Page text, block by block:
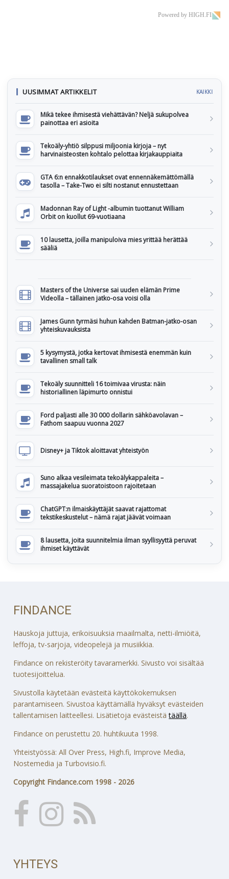
Powered by HIGH.FI
UUSIMMAT ARTIKKELIT KAIKKI
Mikä tekee ihmisestä viehättävän? Neljä sukupolvea
painottaa eri asioita
Tekoäly-yhtiö silppusi miljoonia kirjoja – nyt
harvinaisteosten kohtalo pelottaa kirjakauppiaita
GTA 6:n ennakkotilaukset ovat ennennäkemättömällä
tasolla – Take-Two ei silti nostanut ennustettaan
Madonnan Ray of Light -albumin tuottanut William
Orbit on kuollut 69-vuotiaana
10 lausetta, joilla manipuloiva mies yrittää herättää
sääliä
Masters of the Universe sai uuden elämän Prime
Videolla – tällainen jatko-osa voisi olla
James Gunn tyrmäsi huhun kahden Batman-jatko-osan
yhteiskuvauksista
5 kysymystä, jotka kertovat ihmisestä enemmän kuin
tavallinen small talk
Tekoäly suunnitteli 16 toimivaa virusta: näin
historiallinen läpimurto onnistui
Ford paljasti alle 30 000 dollarin sähköavolavan –
Fathom saapuu vuonna 2027
Disney+ ja Tiktok aloittavat yhteistyön
Suno alkaa vesileimata tekoälykappaleita –
massajakelua suoratoistoon rajoitetaan
ChatGPT:n ilmaiskäyttäjät saavat rajattomat
tekstikeskustelut – nämä rajat jäävät voimaan
8 lausetta, joita suunnitelmia ilman syyllisyyttä peruvat
ihmiset käyttävät
FINDANCE
Hauskoja juttuja, erikoisuuksia maailmalta, netti-ilmiöitä,
leffoja, tv-sarjoja, videopelejä ja musiikkia.
Findance on rekisteröity tavaramerkki. Sivusto voi sisältää
tuotesijoittelua.
Sivustolla käytetään evästeitä käyttökokemuksen
parantamiseen. Sivustoa käyttämällä hyväksyt evästeiden
tallentamisen laitteellesi. Lisätietoja evästeistätäällä.
Findance on perustettu 20. huhtikuuta 1998.
Yhteistyössä: All Over Press, High.fi, Improve Media,
Nostemedia ja Turbovisio.fi.
Copyright Findance.com 1998 - 2026
YHTEYS